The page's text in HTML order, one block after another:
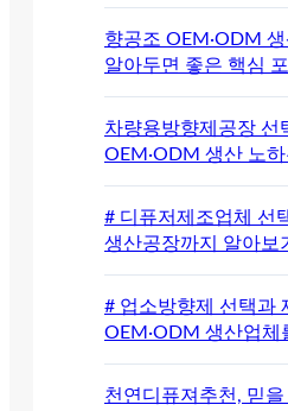
향공조 OEM·ODM
알아두면 좋은 핵심
차량용방향제공장 선
OEM·ODM 생산 노
# 디퓨저제조업체 선
생산공장까지 알아보
# 업소방향제 선택과
OEM·ODM 생산업체
천연디퓨져추천, 믿